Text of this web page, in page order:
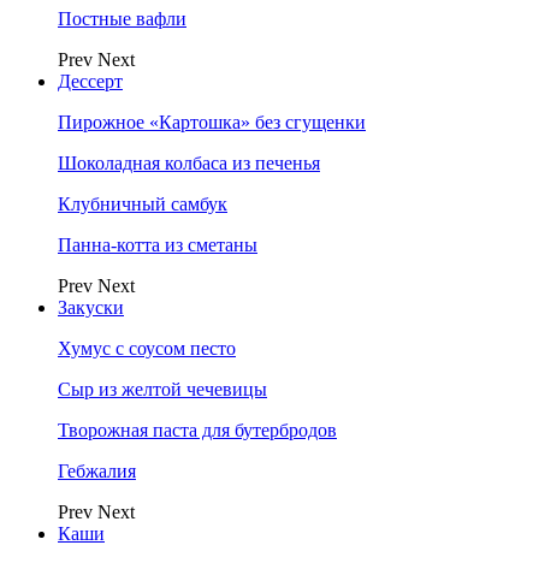
Постные вафли
Prev Next
Дессерт
Пирожное «Картошка» без сгущенки
Шоколадная колбаса из печенья
Клубничный самбук
Панна-котта из сметаны
Prev Next
Закуски
Хумус с соусом песто
Сыр из желтой чечевицы
Творожная паста для бутербродов
Гебжалия
Prev Next
Каши